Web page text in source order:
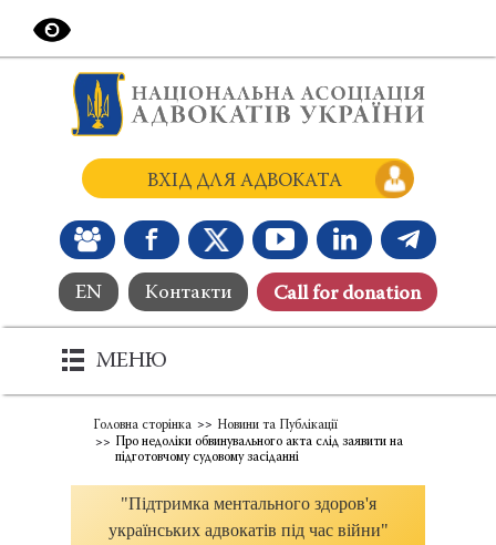
EN Контакти Сall for donation
ВХІД ДЛЯ АДВОКАТА
МЕНЮ
Головна сторінка
Новини та Публікації
Про недоліки обвинувального акта слід заявити на
підготовчому судовому засіданні
"Підтримка ментального здоров'я
українських адвокатів під час війни"